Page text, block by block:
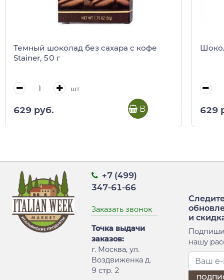
Темный шоколад без сахара с кофе
Stainer, 50 г
шт
629 руб. В корзину 629
+7 (499)
347-61-66
Заказать звонок
Точка выдачи
заказов:
г. Москва, ул.
Воздвиженка д.
9 стр. 2
и
нашу